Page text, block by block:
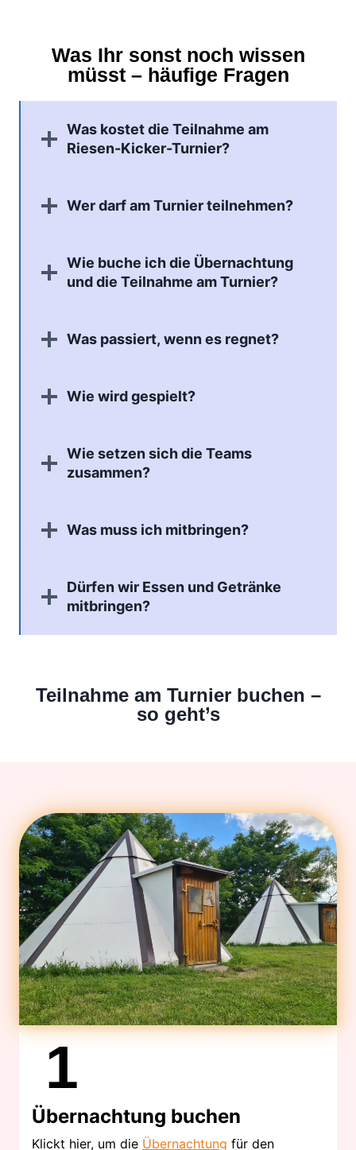
Was Ihr sonst noch wissen
müsst – häufige Fragen
Was kostet die Teilnahme am
Riesen-Kicker-Turnier?
Wer darf am Turnier teilnehmen?
Wie buche ich die Übernachtung
und die Teilnahme am Turnier?
Was passiert, wenn es regnet?
Wie wird gespielt?
Wie setzen sich die Teams
zusammen?
Was muss ich mitbringen?
Dürfen wir Essen und Getränke
mitbringen?
Teilnahme am Turnier buchen –
so geht’s
1
Übernachtung buchen
Klickt hier, um die Übernachtung für den